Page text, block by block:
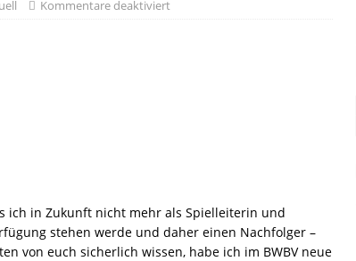
Kommentare deaktiviert
ich in Zukunft nicht mehr als Spielleiterin und
stehen werde und daher einen Nachfolger –
von euch sicherlich wissen, habe ich im BWBV neue